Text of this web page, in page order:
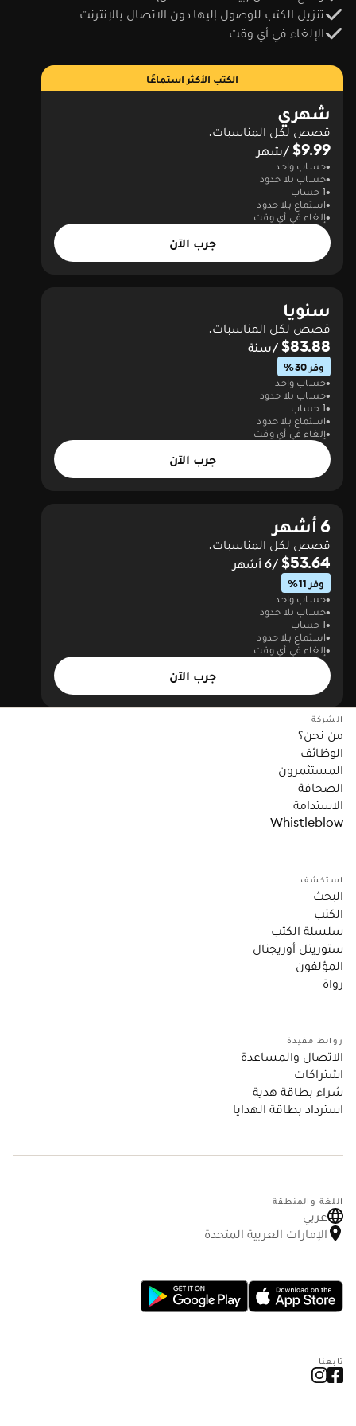
تنزيل الكتب للوصول إليها دون الاتصال بالإنترنت
الإلغاء في أي وقت
الكتب الأكثر استماعًا
شهري
قصص لكل المناسبات.
$9.99 /شهر
حساب واحد
حساب بلا حدود
1 حساب
استماع بلا حدود
إلغاء في أي وقت
جرب الآن
سنويا
قصص لكل المناسبات.
$83.88 /سنة
وفر 30%
حساب واحد
حساب بلا حدود
1 حساب
استماع بلا حدود
إلغاء في أي وقت
جرب الآن
6 أشهر
قصص لكل المناسبات.
$53.64 /6 أشهر
وفر 11%
حساب واحد
حساب بلا حدود
1 حساب
استماع بلا حدود
إلغاء في أي وقت
جرب الآن
الشركة
من نحن؟
الوظائف
المستثمرون
الصحافة
الاستدامة
Whistleblow
استكشف
البحث
الكتب
سلسلة الكتب
ستوريتل أوريجنال
المؤلفون
رواة
روابط مفيدة
الاتصال والمساعدة
اشتراكات
شراء بطاقة هدية
استرداد بطاقة الهدايا
اللغة والمنطقة
عربي
الإمارات العربية المتحدة
تابعنا